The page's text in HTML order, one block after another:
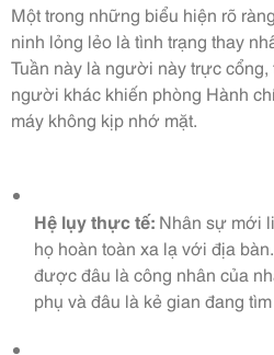
Một trong những biểu hiện rõ
ninh lỏng lẻo là tình trạng thay
Tuần này là người này trực
người khác khiến phòng Hành
máy không kịp nhớ mặt.
Hệ lụy thực tế:Nhân sự mới
họ hoàn toàn xa lạ với địa
được đâu là công nhân của
phụ và đâu là kẻ gian đang